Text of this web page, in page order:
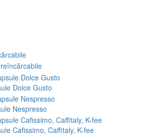
Dolce Gusto
Nespresso
Cafissimo, Caffitaly, K-fee